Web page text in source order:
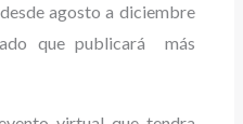
agosto a diciembre
que publicará más